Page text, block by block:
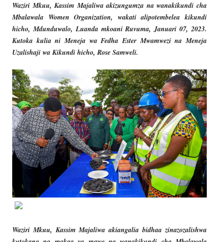
Waziri Mkuu, Kassim Majaliwa akizungumza na wanakikundi cha
Mbalawala Women Organization, wakati alipotembelea kikundi
hicho, Mdunduwalo, Luanda mkoani Ruvuma, Januari 07, 2023.
Kutoka kulia ni Meneja wa Fedha Ester Mwamwezi na Meneja
Uzalishaji wa Kikundi hicho, Rose Samweli.
Waziri Mkuu, Kassim Majaliwa akiangalia bidhaa zinazozalishwa